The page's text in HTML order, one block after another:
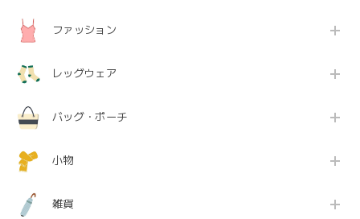
ファッション
レッグウェア
バッグ・ポーチ
小物
雑貨